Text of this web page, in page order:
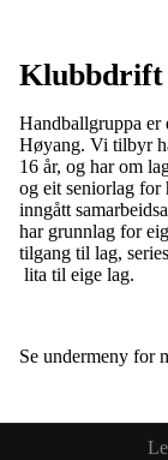
Klubbdrift
Handballgruppa er
Høyang. Vi tilbyr
16 år, og har om
og eit seniorlag for
inngått
har grunnlag for
tilgang til lag,
lita til eige lag.
Se undermeny for